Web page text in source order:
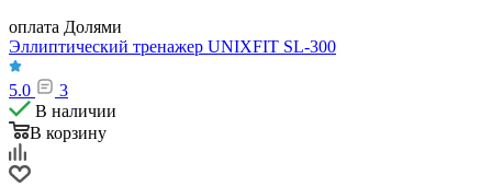
оплата Долями
Эллиптический тренажер UNIXFIT SL-300
5.0
3
В наличии
В корзину